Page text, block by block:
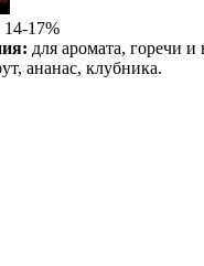
14-17%
для аромата, горечи и
ананас, клубника.